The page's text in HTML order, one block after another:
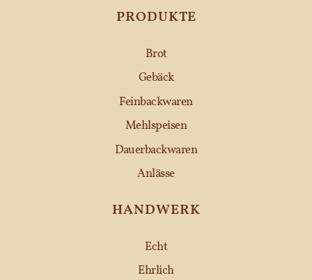
PRODUKTE
Brot
Gebäck
Feinbackwaren
Mehlspeisen
Dauerbackwaren
Anlässe
HANDWERK
Echt
Ehrlich